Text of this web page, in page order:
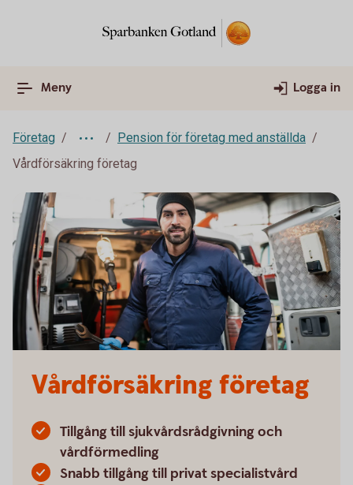
Meny Logga in
Företag
Pension för företag med anställda
Vårdförsäkring företag
Vårdförsäkring företag
Tillgång till sjukvårdsrådgivning och
vårdförmedling
Snabb tillgång till privat specialistvård